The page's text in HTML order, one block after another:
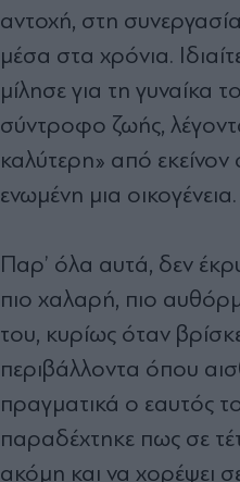
αντοχή, στη
μέσα στα χρόνια.
μίλησε για τη γυναίκα
σύντροφο ζωής,
καλύτερη» από
ενωμένη μια οικογένεια.
Παρ’ όλα αυτά, δεν
πιο χαλαρή, πιο
του, κυρίως όταν
περιβάλλοντα όπου
πραγματικά ο εαυτός
παραδέχτηκε πως σε
ακόμη και να χορέψει